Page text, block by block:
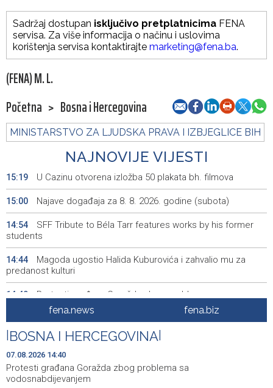
Sadržaj dostupan isključivo pretplatnicima FENA
servisa. Za više informacija o načinu i uslovima
korištenja servisa kontaktirajte marketing@fena.ba.
(FENA) M. L.
Početna > Bosna i Hercegovina
MINISTARSTVO ZA LJUDSKA PRAVA I IZBJEGLICE BIH
NAJNOVIJE VIJESTI
15:19 U Cazinu otvorena izložba 50 plakata bh. filmova
15:00 Najave događaja za 8. 8. 2026. godine (subota)
14:54
SFF Tribute to Béla Tarr features works by his former
students
14:44
Magoda ugostio Halida Kuburovića i zahvalio mu za
predanost kulturi
14:40
Protesti građana Goražda zbog problema sa
vodosnabdijevanjem
14:39
Za projekte održivog povratka iz budžeta BPK Goražde
izdvojeno 136.500 KM
14:38
Saudijska Arabija, Turska i Pakistan potpisali sporazum o
zajedničkoj odbrani
fena.news fena.biz
BOSNA I HERCEGOVINA
07.08.2026 14:40
Protesti građana Goražda zbog problema sa
vodosnabdijevanjem